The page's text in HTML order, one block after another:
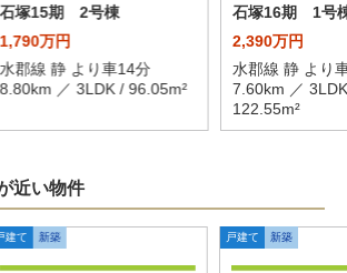
石塚15期 2号棟
1,790万円
水郡線 静 より車14分
8.80km ／ 3LDK / 96.05m²
石塚16期 1号
2,390万円
水郡線 静 より
7.60km ／
122.55m²
近い物件
建て 新築 戸建て 新築